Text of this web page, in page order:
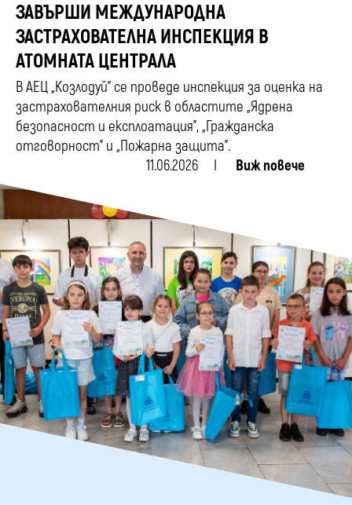
ЗАВЪРШИ МЕЖДУНАРОДНА
ЗАСТРАХОВАТЕЛНА ИНСПЕКЦИЯ В
АТОМНАТА ЦЕНТРАЛА
В АЕЦ „Козлодуй” се проведе инспекция за оценка на
застрахователния риск в областите „Ядрена
безопасност и експлоатация”, „Гражданска
отговорност” и „Пожарна защита”.
11.06.2026
Виж повече